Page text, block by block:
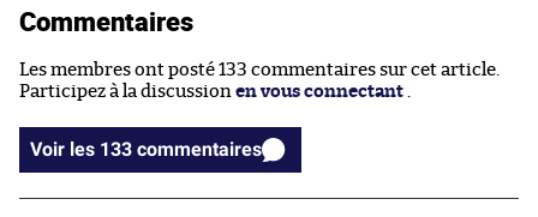
Commentaires
Les membres ont posté 133 commentaires sur cet article.
Participez à la discussion en vous connectant
Voir les 133 commentaires